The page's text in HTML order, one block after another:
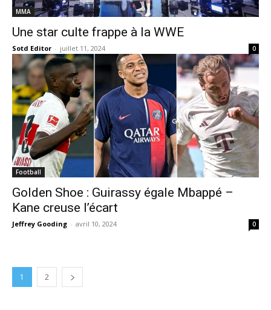
MMA
Une star culte frappe à la WWE
Sotd Editor - juillet 11, 2024 0
Football
Golden Shoe : Guirassy égale Mbappé –
Kane creuse l’écart
Jeffrey Gooding - avril 10, 2024 0
1 2